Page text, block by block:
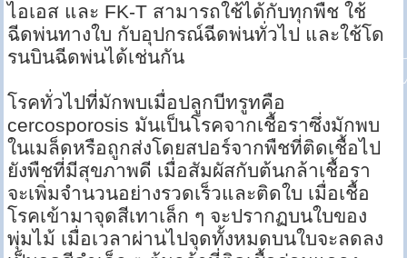
ไอเอส และ FK-T สามารถใช้ได้กับทุกพืช ใช้
ฉีดพ่นทางใบ กับอุปกรณ์ฉีดพ่นทั่วไป และใช้โด
รนบินฉีดพ่นได้เช่นกัน
โรคทั่วไปที่มักพบเมื่อปลูกบีทรูทคือ
cercosporosis มันเป็นโรคจากเชื้อราซึ่งมักพบ
ในเมล็ดหรือถูกส่งโดยสปอร์จากพืชที่ติดเชื้อไป
ยังพืชที่มีสุขภาพดี เมื่อสัมผัสกับต้นกล้าเชื้อรา
จะเพิ่มจำนวนอย่างรวดเร็วและติดใบ เมื่อเชื้อ
โรคเข้ามาจุดสีเทาเล็ก ๆ จะปรากฏบนใบของ
พุ่มไม้ เมื่อเวลาผ่านไปจุดทั้งหมดบนใบจะลดลง